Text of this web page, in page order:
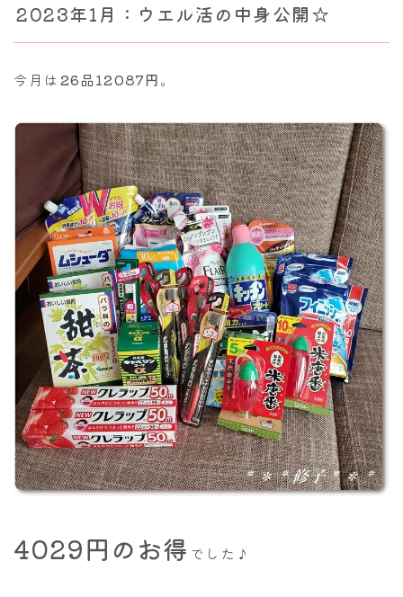
2023年1月：ウエル活の中身公開☆
今月は26品12087円。
4029円のお得 でした♪